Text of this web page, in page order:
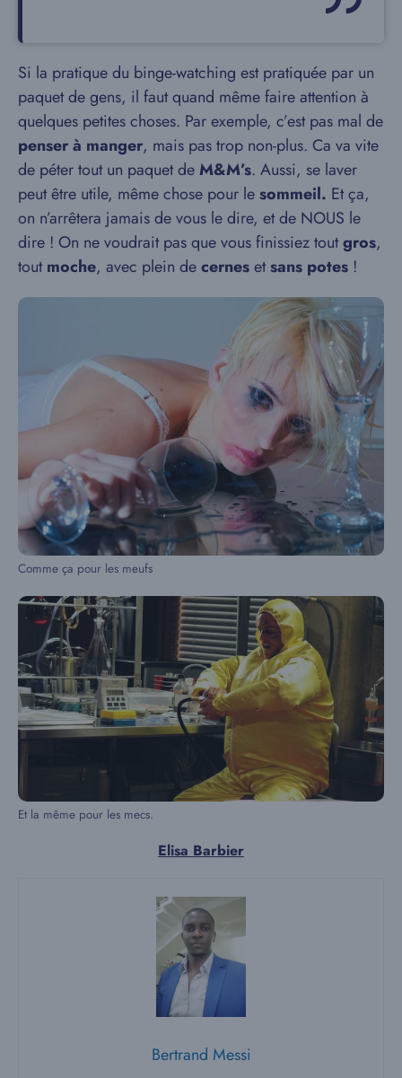
Si la pratique du binge-watching est pratiquée par un
paquet de gens, il faut quand même faire attention à
quelques petites choses. Par exemple, c’est pas mal de
penser à manger, mais pas trop non-plus. Ca va vite
de péter tout un paquet deM&M’s. Aussi, se laver
peut être utile, même chose pour lesommeil. Et ça,
on n’arrêtera jamais de vous le dire, et de NOUS le
dire ! On ne voudrait pas que vous finissiez toutgros,
toutmoche, avec plein decernesetsans potes !
Comme ça pour les meufs
Et la même pour les mecs.
Elisa Barbier
Bertrand Messi